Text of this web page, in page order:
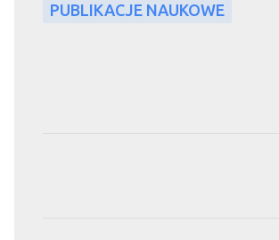
PUBLIKACJE NAUKOWE